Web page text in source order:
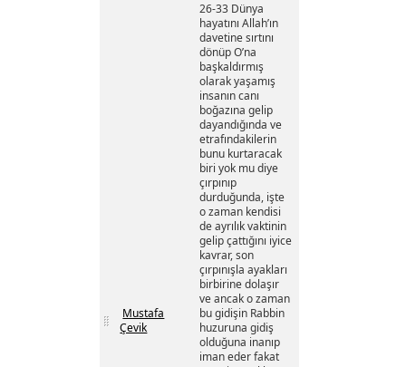
Mustafa
Çevik
26-33 Dünya
hayatını Allah’ın
davetine sırtını
dönüp O’na
başkaldırmış
olarak yaşamış
insanın canı
boğazına gelip
dayandığında ve
etrafındakilerin
bunu kurtaracak
biri yok mu diye
çırpınıp
durduğunda, işte
o zaman kendisi
de ayrılık vaktinin
gelip çattığını iyice
kavrar, son
çırpınışla ayakları
birbirine dolaşır
ve ancak o zaman
bu gidişin Rabbin
huzuruna gidiş
olduğuna inanıp
iman eder fakat